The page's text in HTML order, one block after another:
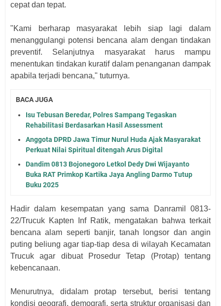
cepat dan tepat.
"Kami berharap masyarakat lebih siap lagi dalam
menanggulangi potensi bencana alam dengan tindakan
preventif. Selanjutnya masyarakat harus mampu
menentukan tindakan kuratif dalam penanganan dampak
apabila terjadi bencana," tuturnya.
BACA JUGA
Isu Tebusan Beredar, Polres Sampang Tegaskan
Rehabilitasi Berdasarkan Hasil Assessment
Anggota DPRD Jawa Timur Nurul Huda Ajak Masyarakat
Perkuat Nilai Spiritual ditengah Arus Digital
Dandim 0813 Bojonegoro Letkol Dedy Dwi Wijayanto
Buka RAT Primkop Kartika Jaya Angling Darmo Tutup
Buku 2025
Hadir dalam kesempatan yang sama Danramil 0813-
22/Trucuk Kapten Inf Ratik, mengatakan bahwa terkait
bencana alam seperti banjir, tanah longsor dan angin
puting beliung agar tiap-tiap desa di wilayah Kecamatan
Trucuk agar dibuat Prosedur Tetap (Protap) tentang
kebencanaan.
Menurutnya, didalam protap tersebut, berisi tentang
kondisi geografi, demografi, serta struktur organisasi dan